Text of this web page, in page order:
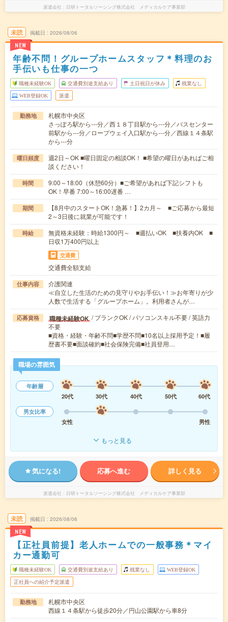
派遣会社 日研トータルソーシング株式会社 メディカルケア事業部
未読
NEW
掲載日 2026/08/06
年齢不問！グループホームスタッフ＊料理のお
手伝いも仕事の一つ
職種未経験OK 交通費別途支給あり 土日祝日が休み 残業なし
WEB登録OK 派遣
勤務地
札幌市中央区
さっぽろ駅から---分／西１８丁目駅から---分／バスセンター
前駅から---分／ロープウェイ入口駅から---分／西線１４条駅
から---分
曜日頻度
週2日～OK ■曜日固定の相談OK！ ■希望の曜日があればご相
談ください！
時間
9:00～18:00（休憩60分）■ご希望があれば下記シフトも
OK！早番 7:00～16:00遅番 …
期間
【8月中のスタートOK！急募！】2カ月～ ■ご応募から最短
2～3日後に就業が可能です！
時給
無資格未経験：時給1300円～ ■週払いOK ■扶養内OK ■
日収1万400円以上
交通費
交通費全額支給
仕事内容
介護関連
≪自立した生活のための見守りやお手伝い！≫お年寄りが少
人数で生活する「グループホーム」。利用者さんが…
応募資格 職種未経験OK / ブランクOK / パソコンスキル不要 / 英語力
不要
■資格・経験・年齢不問■学歴不問■10名以上採用予定！■履
歴書不要■面談確約■社会保険完備■社員登用…
職場の雰囲気
年齢層
20代
30代 40代 50代
60代
男女比率
女性
男性
もっと見る
気になる! 応募へ進む 詳しく見る
派遣会社 日研トータルソーシング株式会社 メディカルケア事業部
未読
NEW
掲載日 2026/08/06
【正社員前提】老人ホームでの一般事務＊マイ
カー通勤可
職種未経験OK 交通費別途支給あり 残業なし WEB登録OK
正社員への紹介予定派遣
勤務地
札幌市中央区
西線１４条駅から徒歩20分／円山公園駅から車8分